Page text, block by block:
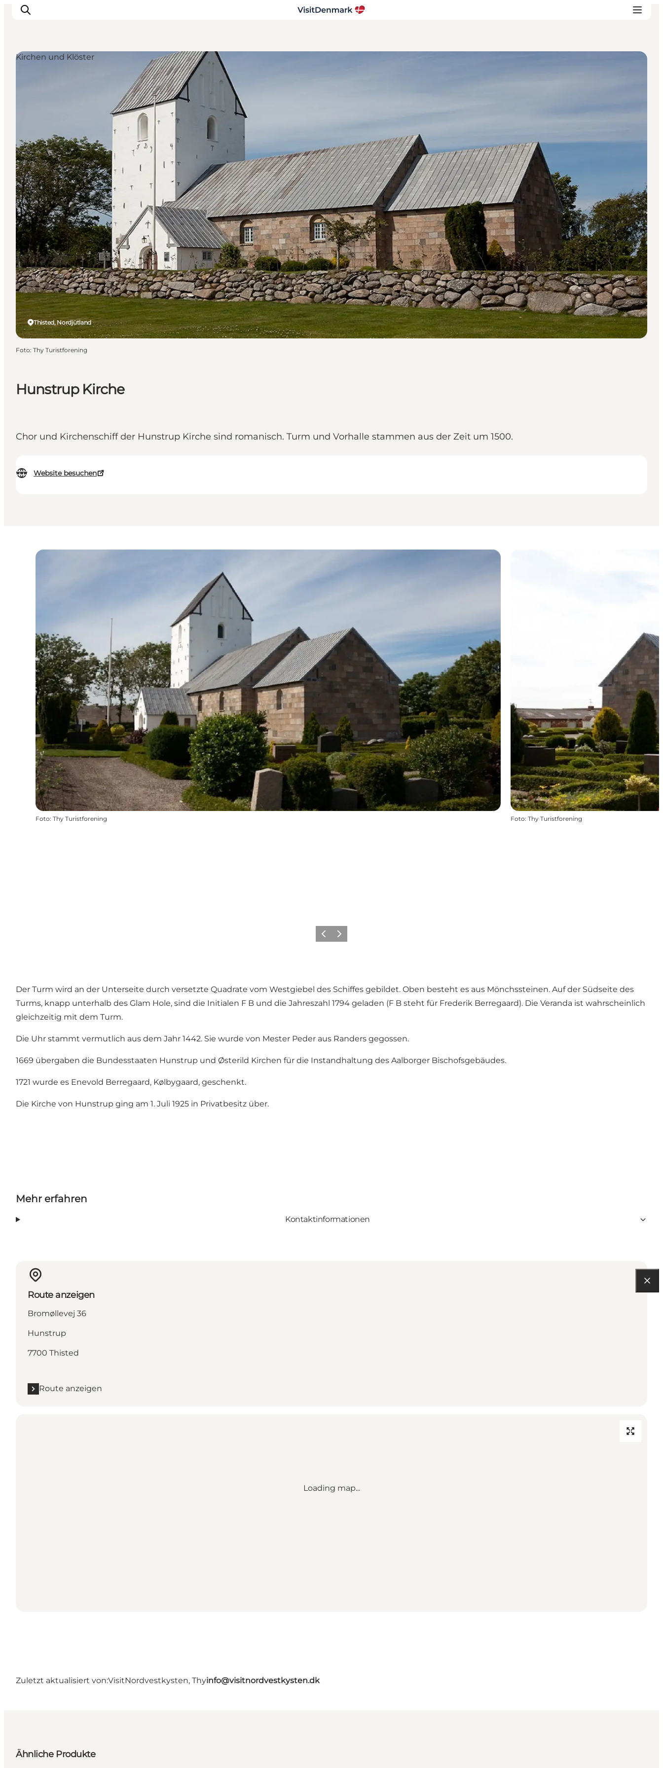
Reiseplanung
Hunstrup Kirche
Chor und Kirchenschiff der Hunstrup Kirche sind romanisch. Turm und Vorhalle stammen aus der Zeit um 1500.
Website besuchen
Thisted, Nordjütland
Kirchen und Klöster
Foto: Thy Turistforening
Foto: Thy Turistforening Foto: Thy Turistforening
ZurückWeiter
Der Turm wird an der Unterseite durch versetzte Quadrate vom Westgiebel des Schiffes gebildet. Oben besteht es aus Mönchssteinen. Auf der Südseite des
Turms, knapp unterhalb des Glam Hole, sind die Initialen F B und die Jahreszahl 1794 geladen (F B steht für Frederik Berregaard). Die Veranda ist wahrscheinlich
gleichzeitig mit dem Turm.
Die Uhr stammt vermutlich aus dem Jahr 1442. Sie wurde von Mester Peder aus Randers gegossen.
1669 übergaben die Bundesstaaten Hunstrup und Østerild Kirchen für die Instandhaltung des Aalborger Bischofsgebäudes.
1721 wurde es Enevold Berregaard, Kølbygaard, geschenkt.
Die Kirche von Hunstrup ging am 1. Juli 1925 in Privatbesitz über.
Mehr erfahren
Kontaktinformationen
Route anzeigen
Bromøllevej 36
Hunstrup
7700 Thisted
Route anzeigen
Loading map...
Zuletzt aktualisiert von:VisitNordvestkysten, Thyinfo@visitnordvestkysten.dk
Ähnliche Produkte